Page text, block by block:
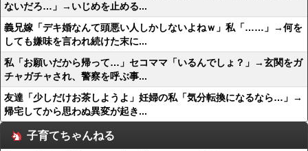
ないだろ…」→いじめを止める...
義兄嫁「デキ婚なんて頭悪い人しかしないよねｗ」私「……」→何を
しても嫌味を言われ続けた末に...
私「お願いだから帰って…」セコママ「いるんでしょ？」→玄関をガ
チャガチャされ、警察を呼ぶ事...
友達「少しだけお茶しようよ」妊婦の私「気分転換になるなら…」→
帰宅してから思わぬ異変が起き...
子育てちゃんねる